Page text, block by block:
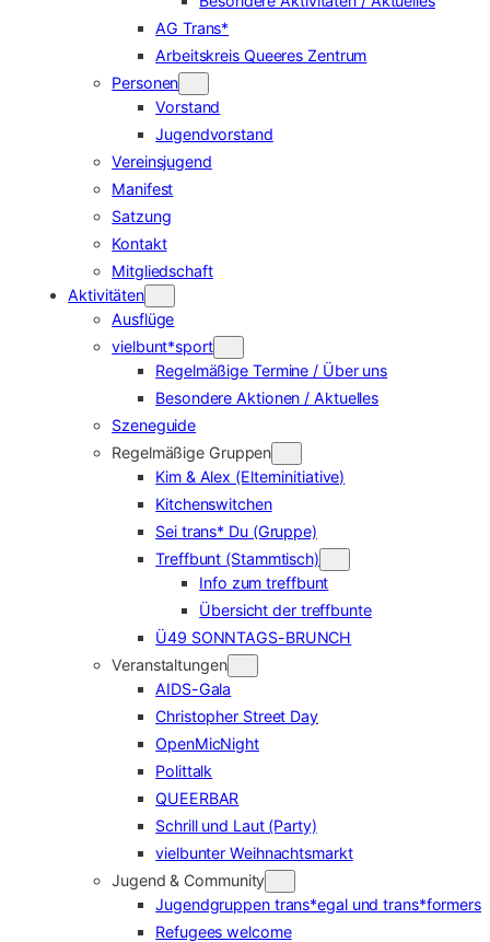
AG Trans*
Arbeitskreis Queeres Zentrum
Personen
Vorstand
Jugendvorstand
Vereinsjugend
Manifest
Satzung
Kontakt
Mitgliedschaft
Aktivitäten
Ausflüge
vielbunt*sport
Regelmäßige Termine / Über uns
Besondere Aktionen / Aktuelles
Szeneguide
Regelmäßige Gruppen
Kim & Alex (Elterninitiative)
Kitchenswitchen
Sei trans* Du (Gruppe)
Treffbunt (Stammtisch)
Info zum treffbunt
Übersicht der treffbunte
Ü49 SONNTAGS-BRUNCH
Veranstaltungen
AIDS-Gala
Christopher Street Day
OpenMicNight
Polittalk
QUEERBAR
Schrill und Laut (Party)
vielbunter Weihnachtsmarkt
Jugend & Community
Jugendgruppen trans*egal und trans*formers
Refugees welcome